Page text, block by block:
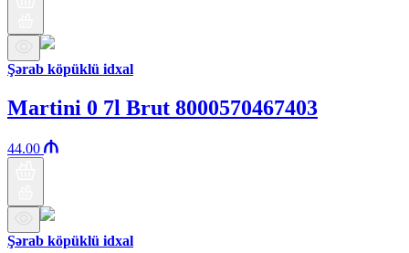
Şərab köpüklü idxal
Martini 0 7l Brut 8000570467403
44.00
Şərab köpüklü idxal